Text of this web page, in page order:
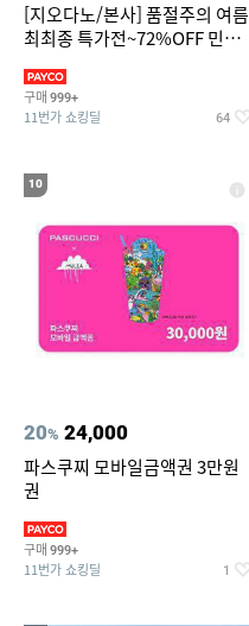
[지오다노/본사] 품절주의 여름
최최종 특가전~72%OFF 민소
구매 999+
11번가 쇼킹딜 64
10
20% 24,000
파스쿠찌 모바일금액권 3만원
권
구매 999+
11번가 쇼킹딜 1